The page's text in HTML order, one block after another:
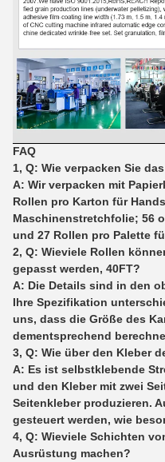
FAQ
1, Q: Wie verpacken Sie
A: Wir verpacken mit
Rollen pro Karton für
Maschinenstretchfolie; 56
und 27 Rollen pro Palette
2, Q: Wieviele Rollen
gepasst werden, 40FT?
A: Die Details sind in den
Ihre Spezifikation
uns, dass die Größe des
dementsprechend
3, Q: Wie über den Kleber
A: Es ist selbstklebende
und den Kleber mit zwei
Seitenkleber produzieren.
gesteuert werden, wie
4, Q: Wieviele Schichten
Ausrüstung machen?